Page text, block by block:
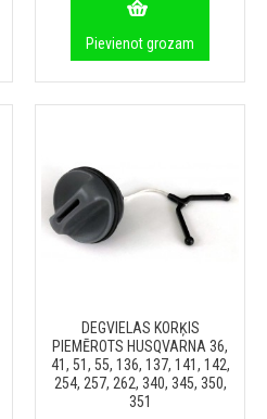
Pievienot grozam
DEGVIELAS KORĶIS
PIEMĒROTS HUSQVARNA 36,
41, 51, 55, 136, 137, 141, 142,
254, 257, 262, 340, 345, 350,
351